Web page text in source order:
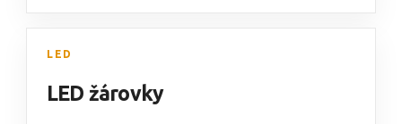
LED
LED žárovky